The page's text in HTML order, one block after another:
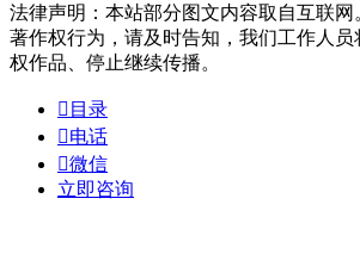
法律声明：本站部分图文内容取自互联
著作权行为，请及时告知，我们工作人
权作品、停止继续传播。
 目录
电话
微信
立即咨询